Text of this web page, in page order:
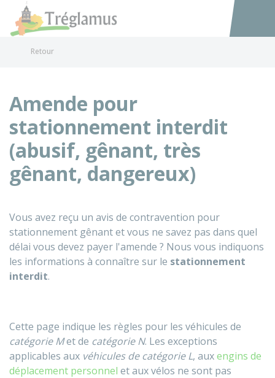
Accéder
Retour
Amende pour
stationnement interdit
(abusif, gênant, très
gênant, dangereux)
Vous avez reçu un avis de contravention pour
stationnement gênant et vous ne savez pas dans quel
délai vous devez payer l'amende ? Nous vous indiquons
les informations à connaître sur le stationnement
interdit.
Cette page indique les règles pour les véhicules de
catégorie Met de catégorie N. Les exceptions
applicables aux véhicules de catégorie L, auxengins de
déplacement personnel et aux vélos ne sont pas